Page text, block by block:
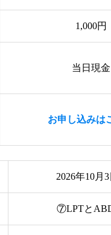
1,000円
当日現金
お申し込みは
2026年10月
⑦LPTと